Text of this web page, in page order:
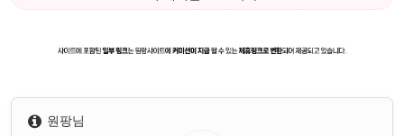
원팡님